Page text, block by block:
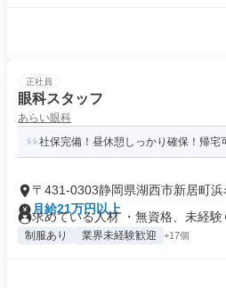
正社員
眼科スタッフ
あらい眼科
社保完備！昼休憩しっかり確保！帰宅
〒431-0303静岡県湖西市新居町浜
月給21万円以上
求めている人材 ・無資格、未経験
制服あり 業界未経験歓迎 +17個